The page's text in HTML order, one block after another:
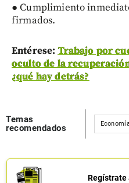
● Cumplimiento
firmados.
Entérese: Trabajo por
oculto de la
¿qué hay detrás?
Temas
recomendados
Regístrate